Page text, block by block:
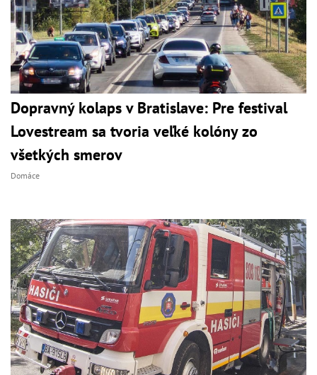
Dopravný kolaps v Bratislave: Pre festival
Lovestream sa tvoria veľké kolóny zo
všetkých smerov
Domáce